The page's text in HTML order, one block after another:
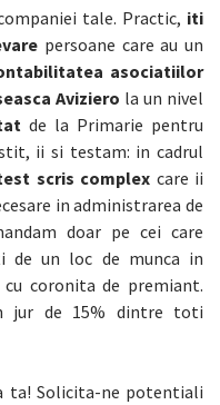
tale. Practic, iti
persoane care au un
asociatiilor
Aviziero la un nivel
de la Primarie pentru
ii si testam: in cadrul
scris complex care ii
in administrarea de
doar pe cei care
de un loc de munca in
coronita de premiant.
jur de 15% dintre toti
ta! Solicita-ne potentiali